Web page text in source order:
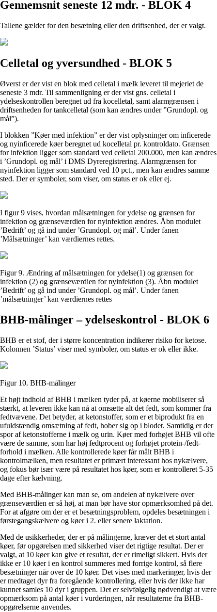
Gennemsnit seneste 12 mdr. - BLOK 4
Tallene gælder for den besætning eller den driftsenhed, der er valgt.
Celletal og yversundhed - BLOK 5
Øverst er der vist en blok med celletal i mælk leveret til mejeriet de
seneste 3 mdr. Til sammenligning er der vist gns. celletal i
ydelseskontrollen beregnet ud fra kocelletal, samt alarmgrænsen i
driftsenheden for tankcelletal (som kan ændres under ”Grundopl. og
mål”).
I blokken ”Køer med infektion” er der vist oplysninger om inficerede
og nyinficerede køer beregnet ud kocelletal pr. kontroldato. Grænsen
for infektion ligger som standard ved celletal 200.000, men kan ændres
i ’Grundopl. og mål’ i DMS Dyreregistrering. Alarmgrænsen for
nyinfektion ligger som standard ved 10 pct., men kan ændres samme
sted. Der er symboler, som viser, om status er ok eller ej.
I figur 9 vises, hvordan målsætningen for ydelse og grænsen for
infektion og grænseværdien for nyinfektion ændres. Åbn modulet
’Bedrift’ og gå ind under ’Grundopl. og mål’. Under fanen
’Målsætninger’ kan værdiernes rettes.
Figur 9. Ændring af målsætningen for ydelse(1) og grænsen for
infektion (2) og grænseværdien for nyinfektion (3). Åbn modulet
’Bedrift’ og gå ind under ’Grundopl. og mål’. Under fanen
’målsætninger’ kan værdiernes rettes
BHB-målinger – ydelseskontrol - BLOK 6
BHB er et stof, der i større koncentration indikerer risiko for ketose.
Kolonnen ’Status’ viser med symboler, om status er ok eller ikke.
Figur 10. BHB-målinger
Et højt indhold af BHB i mælken tyder på, at køerne mobiliserer så
stærkt, at leveren ikke kan nå at omsætte alt det fedt, som kommer fra
fedtvævene. Det betyder, at ketonstoffer, som er et biprodukt fra en
ufuldstændig omsætning af fedt, hober sig op i blodet. Samtidig er der
spor af ketonstofferne i mælk og urin. Køer med forhøjet BHB vil ofte
være de samme, som har høj fedtprocent og forhøjet protein-/fedt-
forhold i mælken. Alle kontrollerede køer får målt BHB i
kontrolmælken, men resultatet er primært interessant hos nykælvere,
og fokus bør især være på resultatet hos køer, som er kontrolleret 5-35
dage efter kælvning.
Med BHB-målinger kan man se, om andelen af nykælvere over
grænseværdien er så høj, at man bør have stor opmærksomhed på det.
For at afgøre om der er et besætningsproblem, opdeles besætningen i
førstegangskælvere og køer i 2. eller senere laktation.
Med de usikkerheder, der er på målingerne, kræver det et stort antal
køer, før opgørelsen med sikkerhed viser det rigtige resultat. Der er
valgt, at 10 køer kan give et resultat, der er rimeligt sikkert. Hvis der
ikke er 10 køer i en kontrol summeres med forrige kontrol, så flere
besætninger når over de 10 køer. Det vises med markeringer, hvis der
er medtaget dyr fra foregående kontrollering, eller hvis der ikke har
kunnet samles 10 dyr i gruppen. Det er selvfølgelig nødvendigt at være
opmærksom på antal køer i vurderingen, når resultaterne fra BHB-
opgørelserne anvendes.